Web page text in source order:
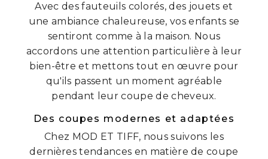
Avec des fauteuils colorés, des jouets et
une ambiance chaleureuse, vos enfants se
sentiront comme à la maison. Nous
accordons une attention particulière à leur
bien-être et mettons tout en œuvre pour
qu'ils passent un moment agréable
pendant leur coupe de cheveux.
Des coupes modernes et adaptées
Chez MOD ET TIFF, nous suivons les
dernières tendances en matière de coupe